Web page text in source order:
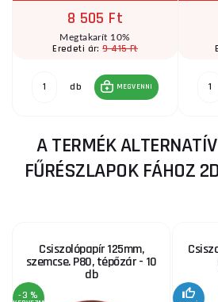
8 505 Ft
Megtakarít 10%
Eredeti ár:9 415 Ft
db MEGVENNI
A TERMÉK
FŰRÉSZLAPOK FÁHOZ
Csiszolópapír 125mm,
szemcse. P80, tépőzár - 10
db
-3 %